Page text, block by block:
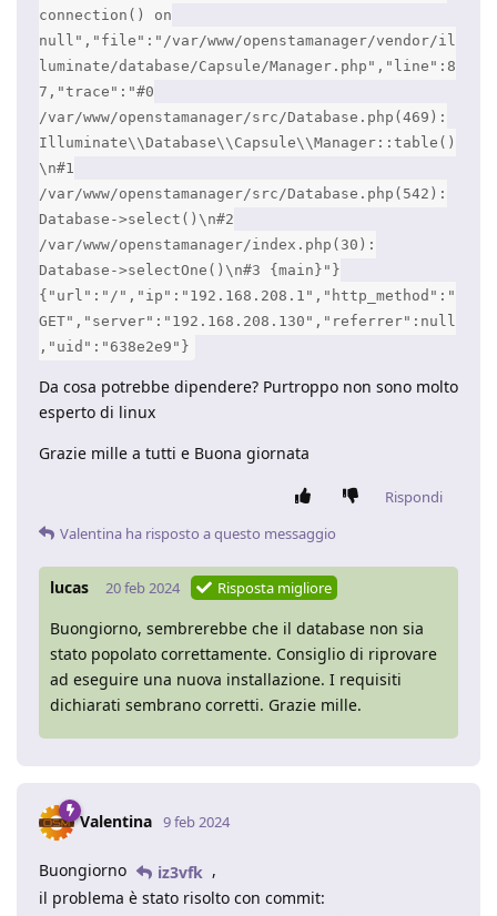
connection() on
null","file":"/var/www/openstamanager/vendor/il
luminate/database/Capsule/Manager.php","line":8
7,"trace":"#0
/var/www/openstamanager/src/Database.php(469):
Illuminate\\Database\\Capsule\\Manager::table()
\n#1
/var/www/openstamanager/src/Database.php(542):
Database->select()\n#2
/var/www/openstamanager/index.php(30):
Database->selectOne()\n#3 {main}"}
{"url":"/","ip":"192.168.208.1","http_method":"
GET","server":"192.168.208.130","referrer":null
,"uid":"638e2e9"}
Da cosa potrebbe dipendere? Purtroppo non sono molto
esperto di linux
Grazie mille a tutti e Buona giornata
Rispondi
Valentina ha risposto a questo messaggio
lucas 20 feb 2024 Risposta migliore
Buongiorno, sembrerebbe che il database non sia
stato popolato correttamente. Consiglio di riprovare
ad eseguire una nuova installazione. I requisiti
dichiarati sembrano corretti. Grazie mille.
Valentina 9 feb 2024
Buongiorno iz3vfk ,
il problema è stato risolto con commit: